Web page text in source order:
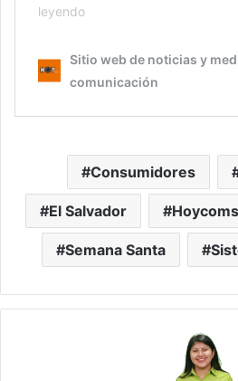
Consumidores
El Salvador
Semana Santa